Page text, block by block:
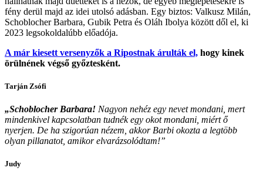
fény derül majd az idei utolsó adásban. Egy biztos: Valkusz Milán,
Schoblocher Barbara, Gubik Petra és Oláh Ibolya között dől el, ki
2023 legsokoldalúbb előadója.
A már kiesett versenyzők a Ripostnak árulták el, hogy kinek
örülnének végső győztesként.
Tarján Zsófi
„Schoblocher Barbara! Nagyon nehéz egy nevet mondani, mert
mindenkivel kapcsolatban tudnék egy okot mondani, miért ő
nyerjen. De ha szigorúan nézem, akkor Barbi okozta a legtöbb
olyan pillanatot, amikor elvarázsolódtam!”
Judy